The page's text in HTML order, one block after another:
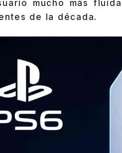
mucho más
de la década.